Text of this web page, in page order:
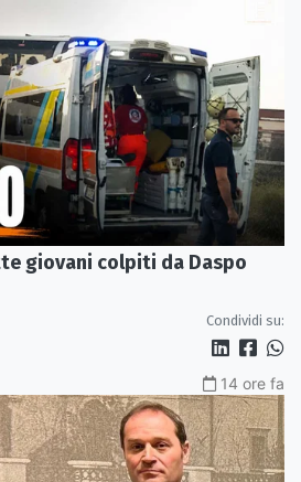
giovani colpiti da Daspo
Condividi su:
14 ore fa